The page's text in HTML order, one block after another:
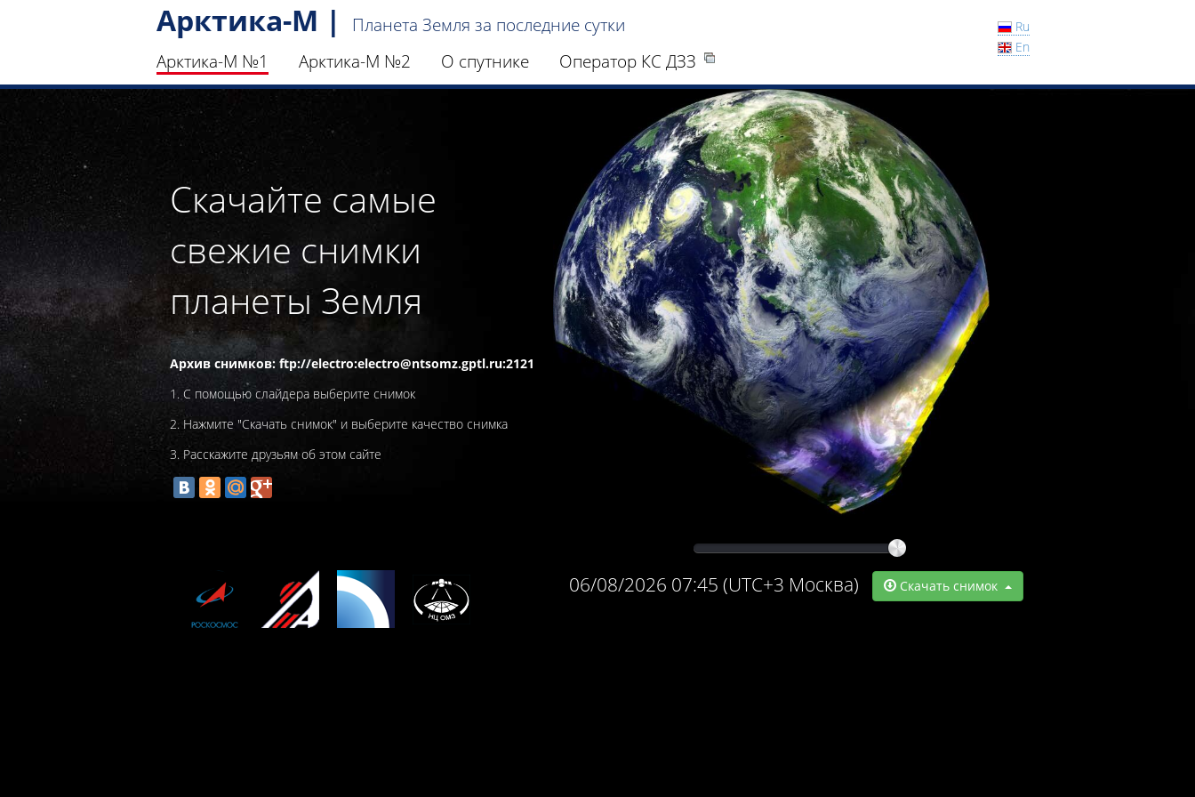
Ru
En
Арктика-М |
Планета Земля за последние сутки
Арктика-М №1
Арктика-М №2 О спутнике Оператор КС ДЗЗ
06/08/2026 07:45 (UTC+3 Москва) Скачать снимок
Скачайте самые
свежие снимки
планеты Земля
Архив снимков: ftp://electro:electro@ntsomz.gptl.ru:2121
1. С помощью слайдера выберите снимок
2. Нажмите "Скачать снимок" и выберите качество снимка
3. Расскажите друзьям об этом сайте